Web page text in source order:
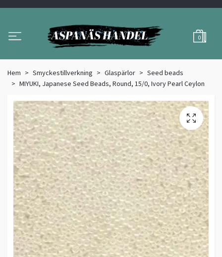
0
Hem Smyckestillverkning Glaspärlor
Seed beads
MIYUKI, Japanese Seed Beads, Round, 15/0, Ivory Pearl Ceylon